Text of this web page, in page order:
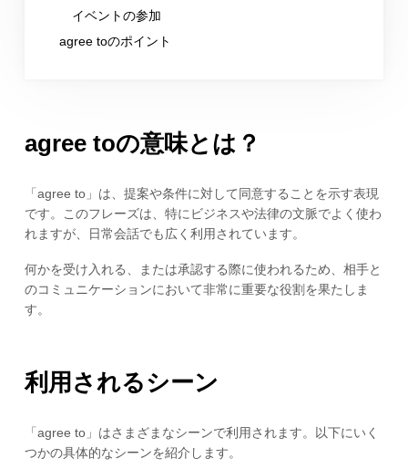
イベントの参加
agree toのポイント
agree toの意味とは？
「agree to」は、提案や条件に対して同意することを示す表現
です。このフレーズは、特にビジネスや法律の文脈でよく使わ
れますが、日常会話でも広く利用されています。
何かを受け入れる、または承認する際に使われるため、相手と
のコミュニケーションにおいて非常に重要な役割を果たしま
す。
利用されるシーン
「agree to」はさまざまなシーンで利用されます。以下にいく
つかの具体的なシーンを紹介します。